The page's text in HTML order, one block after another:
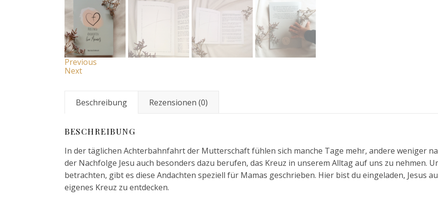
Previous
Next
Beschreibung Rezensionen (0)
BESCHREIBUNG
In der täglichen Achterbahnfahrt der Mutterschaft fühlen sich manche Tage mehr, andere weniger
der Nachfolge Jesu auch besonders dazu berufen, das Kreuz in unserem Alltag auf uns zu nehmen.
betrachten, gibt es diese Andachten speziell für Mamas geschrieben. Hier bist du eingeladen, Jesus
eigenes Kreuz zu entdecken.